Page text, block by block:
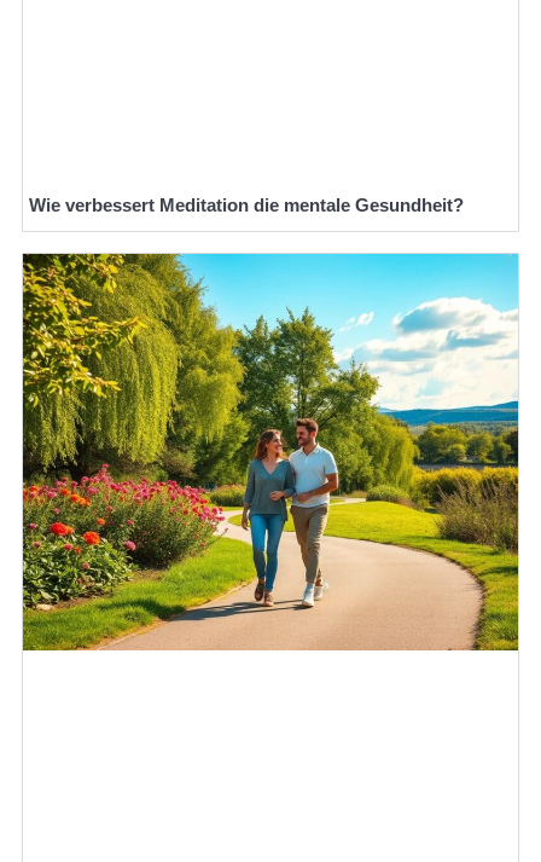
Wie verbessert Meditation die mentale Gesundheit?